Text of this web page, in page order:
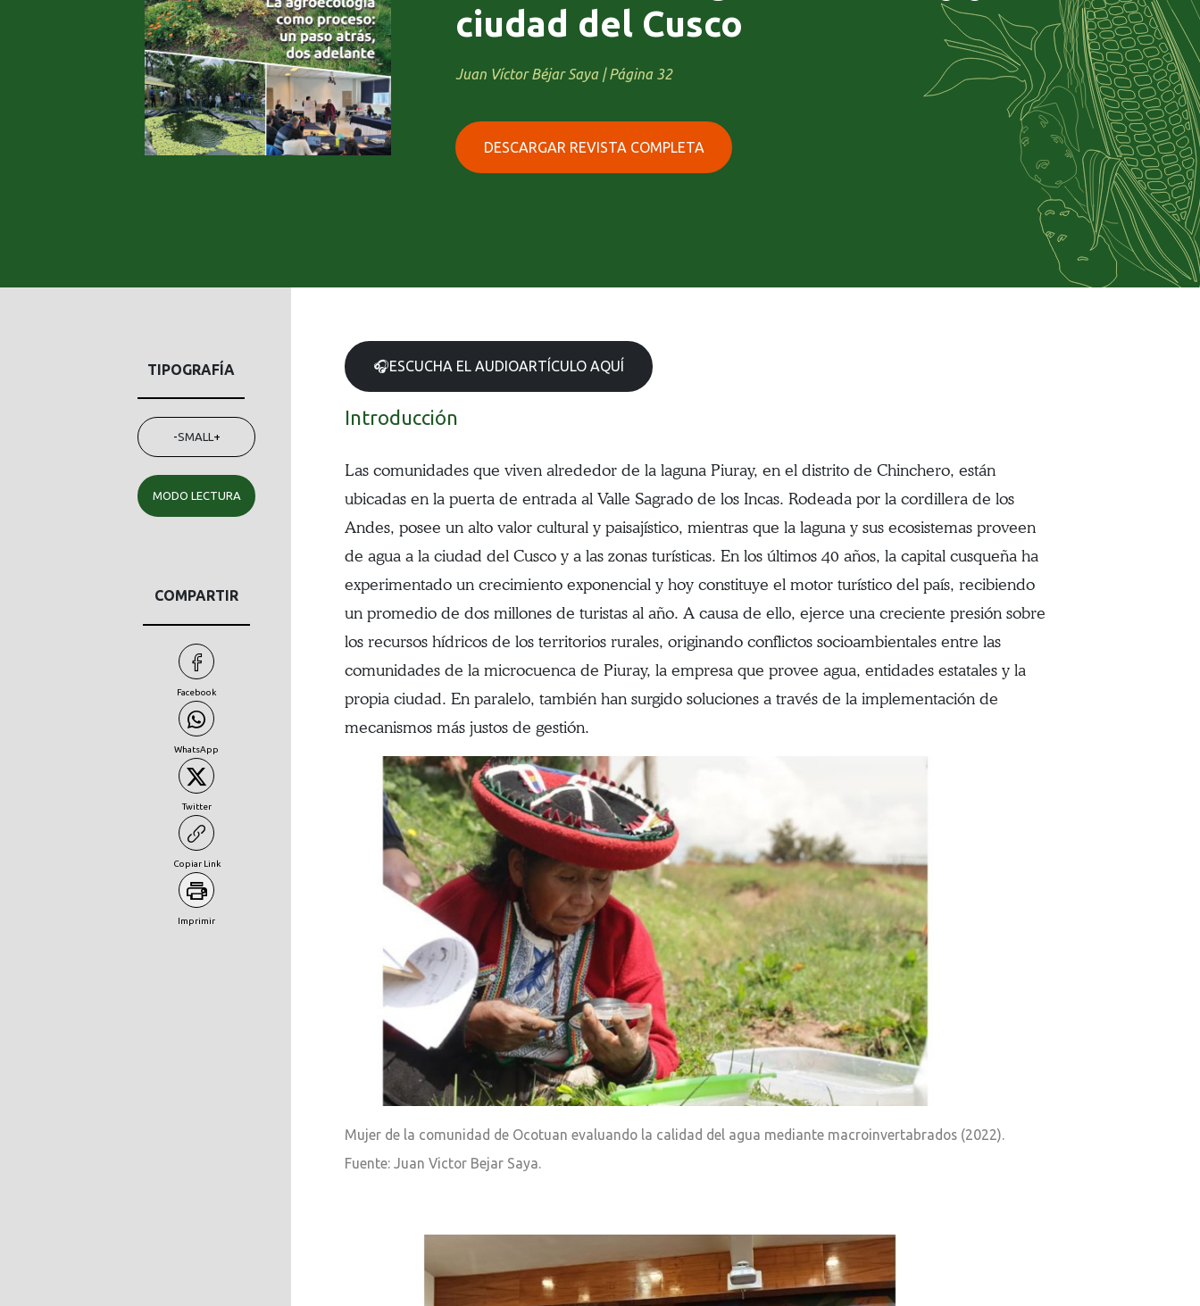
ciudad del Cusco
Juan Víctor Béjar Saya | Página 32
DESCARGAR REVISTA COMPLETA
TIPOGRAFÍA
-SMALL +
MODO LECTURA
COMPARTIR
Facebook
WhatsApp
Twitter
Copiar Link
Imprimir
🎧ESCUCHA EL AUDIOARTÍCULO AQUÍ
Introducción
Las comunidades que viven alrededor de la laguna Piuray, en el distrito de Chinchero, están
ubicadas en la puerta de entrada al Valle Sagrado de los Incas. Rodeada por la cordillera de los
Andes, posee un alto valor cultural y paisajístico, mientras que la laguna y sus ecosistemas proveen
de agua a la ciudad del Cusco y a las zonas turísticas. En los últimos 40 años, la capital cusqueña ha
experimentado un crecimiento exponencial y hoy constituye el motor turístico del país, recibiendo
un promedio de dos millones de turistas al año. A causa de ello, ejerce una creciente presión sobre
los recursos hídricos de los territorios rurales, originando conflictos socioambientales entre las
comunidades de la microcuenca de Piuray, la empresa que provee agua, entidades estatales y la
propia ciudad. En paralelo, también han surgido soluciones a través de la implementación de
mecanismos más justos de gestión.
Mujer de la comunidad de Ocotuan evaluando la calidad del agua mediante macroinvertabrados (2022).
Fuente: Juan Victor Bejar Saya.